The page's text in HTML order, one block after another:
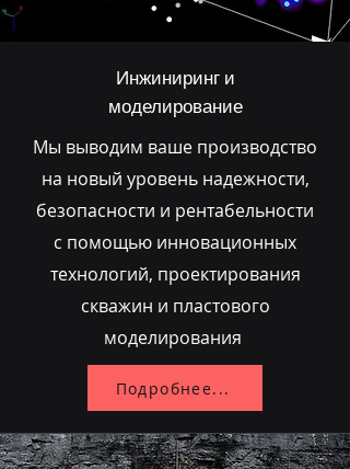
Инжиниринг и
моделирование
Мы выводим ваше производство
на новый уровень надежности,
безопасности и рентабельности
с помощью инновационных
технологий, проектирования
скважин и пластового
моделирования
Подробнее...